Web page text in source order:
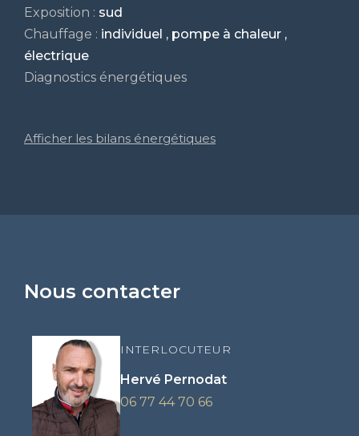
Exposition : sud
Chauffage : individuel , pompe à chaleur ,
électrique
Diagnostics énergétiques
Afficher les bilans énergétiques
Nous contacter
INTERLOCUTEUR
Hervé Pernodat
06 77 44 70 66